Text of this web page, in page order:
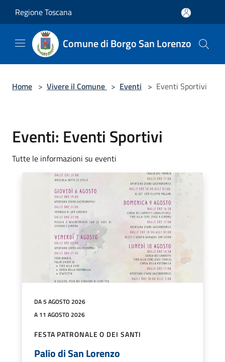
Regione Toscana
Comune di Borgo San Lorenzo
Home > Vivere il Comune > Eventi > Eventi Sportivi
Eventi: Eventi Sportivi
Tutte le informazioni su eventi
DA 5 AGOSTO 2026
A 11 AGOSTO 2026
FESTA PATRONALE O DEI SANTI
Palio di San Lorenzo